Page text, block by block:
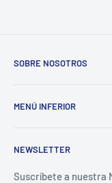
SOBRE NOSOTROS
Perú SAC.
MENÚ INFERIOR
Contacto
Preguntas
NEWSLETTER
Suscríbete a nuestra